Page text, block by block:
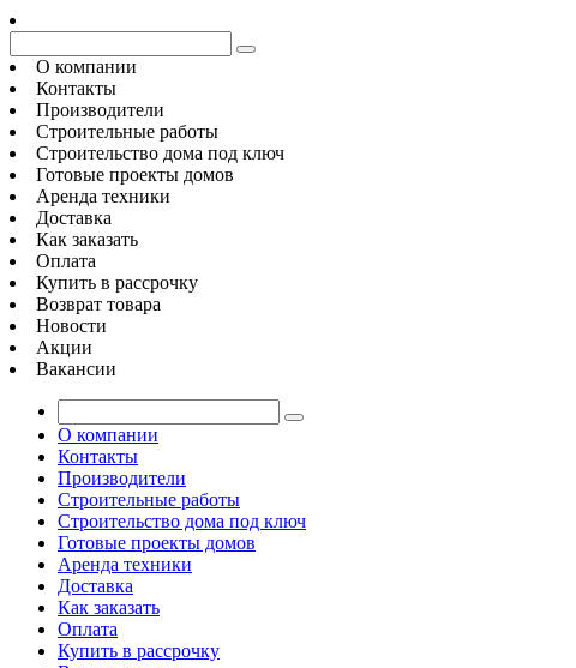
О компании
Контакты
Производители
Строительные работы
Строительство дома под ключ
Готовые проекты домов
Аренда техники
Доставка
Как заказать
Оплата
Купить в рассрочку
Возврат товара
Новости
Акции
Вакансии
О компании
Контакты
Производители
Строительные работы
Строительство дома под ключ
Готовые проекты домов
Аренда техники
Доставка
Как заказать
Оплата
Купить в рассрочку